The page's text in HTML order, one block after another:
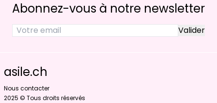
Abonnez-vous à notre newsletter
asile.ch
Nous contacter
2025 © Tous droits réservés